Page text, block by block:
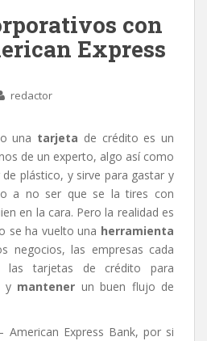
con
Express
redactor
una tarjeta de crédito es un
de un experto, algo así como
plástico, y sirve para gastar y
a no ser que se la tires con
en la cara. Pero la realidad es
se ha vuelto una herramienta
negocios, las empresas cada
las tarjetas de crédito para
y mantener un buen flujo de
American Express Bank, por si